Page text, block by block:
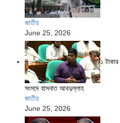
জাতীয়
June 25, 2026
১
সংসদে হাসনাত আবদুল্লাহ
জাতীয়
June 25, 2026